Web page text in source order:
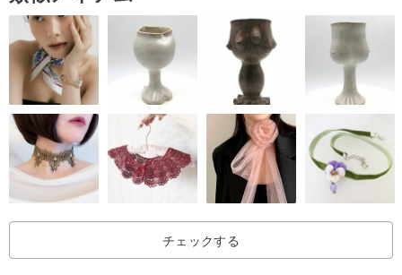
作成します
日本のエレガントな色を作りましょう〜
他の色はお客様のニーズに合わせてカスタマイズできます〜お問い
合わせへようこそ〜
-
-
●原産地・製造方法●
台湾で手作り
チェックする